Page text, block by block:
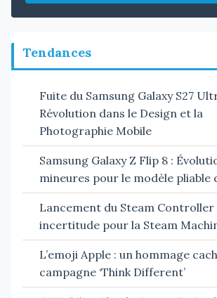
Tendances
Fuite du Samsung Galaxy S27
Révolution dans le Design et la
Photographie Mobile
Samsung Galaxy Z Flip 8 :
mineures pour le modèle pliable
Lancement du Steam Controller
incertitude pour la Steam
L’emoji Apple : un hommage
campagne ‘Think Different’